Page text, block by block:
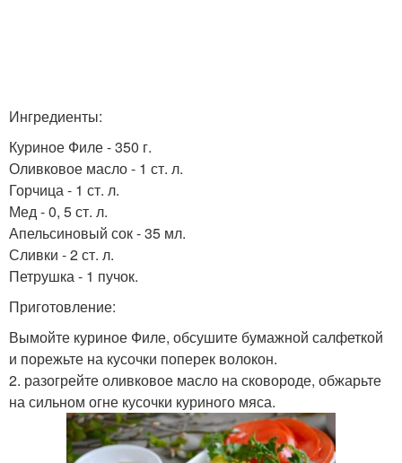
Ингредиенты:
Куриное Филе - 350 г.
Оливковое масло - 1 ст. л.
Горчица - 1 ст. л.
Мед - 0, 5 ст. л.
Апельсиновый сок - 35 мл.
Сливки - 2 ст. л.
Петрушка - 1 пучок.
Приготовление:
Вымойте куриное Филе, обсушите бумажной салфеткой
и порежьте на кусочки поперек волокон.
2. разогрейте оливковое масло на сковороде, обжарьте
на сильном огне кусочки куриного мяса.